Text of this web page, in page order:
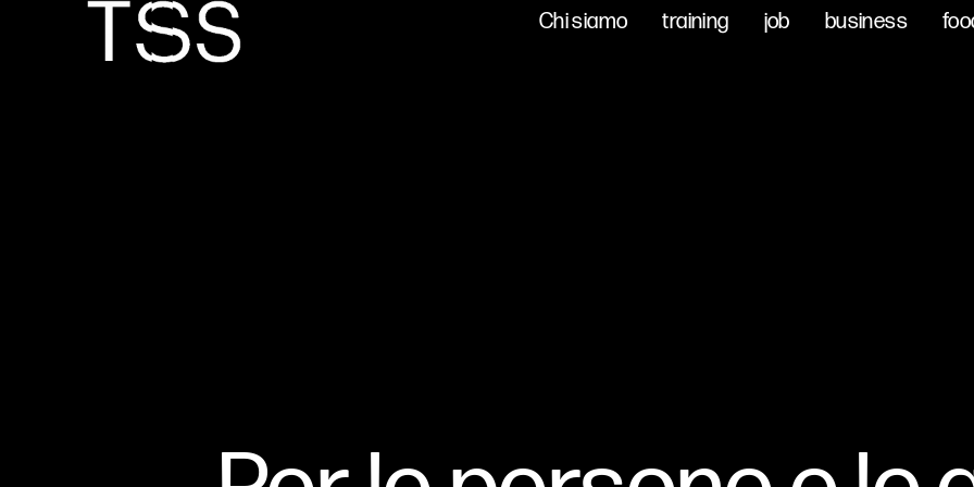
Chi siamo training job business
Chi siamo training job business